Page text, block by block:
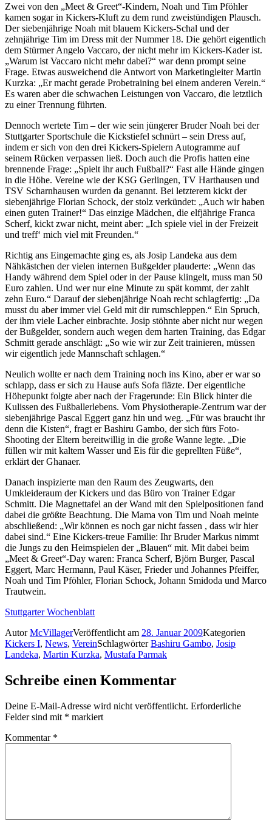
Zwei von den „Meet & Greet“-Kindern, Noah und Tim Pföhler
kamen sogar in Kickers-Kluft zu dem rund zweistündigen Plausch.
Der siebenjährige Noah mit blauem Kickers-Schal und der
zehnjährige Tim im Dress mit der Nummer 18. Die gehört eigentlich
dem Stürmer Angelo Vaccaro, der nicht mehr im Kickers-Kader ist.
„Warum ist Vaccaro nicht mehr dabei?“ war denn prompt seine
Frage. Etwas ausweichend die Antwort von Marketingleiter Martin
Kurzka: „Er macht gerade Probetraining bei einem anderen Verein.“
Es waren aber die schwachen Leistungen von Vaccaro, die letztlich
zu einer Trennung führten.
Dennoch wertete Tim – der wie sein jüngerer Bruder Noah bei der
Stuttgarter Sportschule die Kickstiefel schnürt – sein Dress auf,
indem er sich von den drei Kickers-Spielern Autogramme auf
seinem Rücken verpassen ließ. Doch auch die Profis hatten eine
brennende Frage: „Spielt ihr auch Fußball?“ Fast alle Hände gingen
in die Höhe. Vereine wie der KSG Gerlingen, TV Harthausen und
TSV Scharnhausen wurden da genannt. Bei letzterem kickt der
siebenjährige Florian Schock, der stolz verkündet: „Auch wir haben
einen guten Trainer!“ Das einzige Mädchen, die elfjährige Franca
Scherf, kickt zwar nicht, meint aber: „Ich spiele viel in der Freizeit
und treff‘ mich viel mit Freunden.“
Richtig ans Eingemachte ging es, als Josip Landeka aus dem
Nähkästchen der vielen internen Bußgelder plauderte: „Wenn das
Handy während dem Spiel oder in der Pause klingelt, muss man 50
Euro zahlen. Und wer nur eine Minute zu spät kommt, der zahlt
zehn Euro.“ Darauf der siebenjährige Noah recht schlagfertig: „Da
musst du aber immer viel Geld mit dir rumschleppen.“ Ein Spruch,
der ihm viele Lacher einbrachte. Josip stöhnte aber nicht nur wegen
der Bußgelder, sondern auch wegen dem harten Training, das Edgar
Schmitt gerade anschlägt: „So wie wir zur Zeit trainieren, müssen
wir eigentlich jede Mannschaft schlagen.“
Neulich wollte er nach dem Training noch ins Kino, aber er war so
schlapp, dass er sich zu Hause aufs Sofa fläzte. Der eigentliche
Höhepunkt folgte aber nach der Fragerunde: Ein Blick hinter die
Kulissen des Fußballerlebens. Vom Physiotherapie-Zentrum war der
siebenjährige Pascal Eggert ganz hin und weg. „Für was braucht ihr
denn die Kisten“, fragt er Bashiru Gambo, der sich fürs Foto-
Shooting der Eltern bereitwillig in die große Wanne legte. „Die
füllen wir mit kaltem Wasser und Eis für die geprellten Füße“,
erklärt der Ghanaer.
Danach inspizierte man den Raum des Zeugwarts, den
Umkleideraum der Kickers und das Büro von Trainer Edgar
Schmitt. Die Magnettafel an der Wand mit den Spielpositionen fand
dabei die größte Beachtung. Die Mama von Tim und Noah meinte
abschließend: „Wir können es noch gar nicht fassen , dass wir hier
dabei sind.“ Eine Kickers-treue Familie: Ihr Bruder Markus nimmt
die Jungs zu den Heimspielen der „Blauen“ mit. Mit dabei beim
„Meet & Greet“-Day waren: Franca Scherf, Björn Burger, Pascal
Eggert, Marc Hermann, Paul Käser, Frieder und Johannes Pfeiffer,
Noah und Tim Pföhler, Florian Schock, Johann Smidoda und Marco
Trautwein.
Stuttgarter Wochenblatt
AutorMcVillagerVeröffentlicht am 28. Januar 2009Kategorien
Kickers I, News, VereinSchlagwörterBashiru Gambo, Josip
Landeka, Martin Kurzka, Mustafa Parmak
Schreibe einen Kommentar
Deine E-Mail-Adresse wird nicht veröffentlicht. Erforderliche
Felder sind mit * markiert
Kommentar *